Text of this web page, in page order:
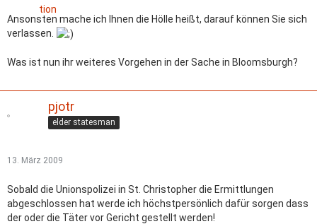
Ansonsten mache ich Ihnen die Hölle heißt, darauf können Sie sich
verlassen.
Was ist nun ihr weiteres Vorgehen in der Sache in Bloomsburgh?
pjotr
elder statesman
13. März 2009
Sobald die Unionspolizei in St. Christopher die Ermittlungen
abgeschlossen hat werde ich höchstpersönlich dafür sorgen dass
der oder die Täter vor Gericht gestellt werden!